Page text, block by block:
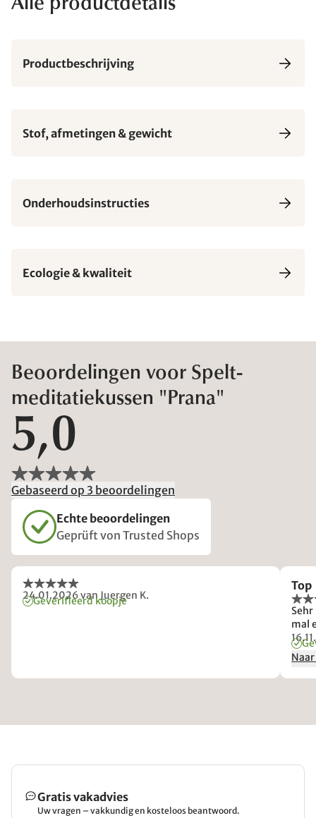
Alle productdetails
Productbeschrijving
Stof, afmetingen & gewicht
Onderhoudsinstructies
Ecologie & kwaliteit
Beoordelingen voor Spelt-
meditatiekussen "Prana"
5,0
Gebaseerd op 3 beoordelingen
Echte beoordelingen
Geprüft von Trusted Shops
24.01.2026van Juergen K.
Geverifieerd koopje
Top
mal
Gratis vakadvies
Uw vragen – vakkundig en kosteloos beantwoord.